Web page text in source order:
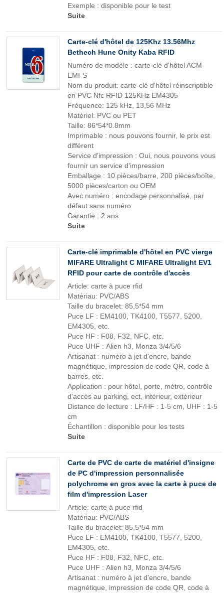
Exemple : disponible pour le test
Suite
Carte-clé d'hôtel de 125Khz 13.56Mhz
Bethech Hune Onity Kaba RFID
Numéro de modèle : carte-clé d'hôtel ACM-
EMI-S
Nom du produit: carte-clé d'hôtel réinscriptible
en PVC Nfc RFID 125KHz EM4305
Fréquence: 125 kHz, 13,56 MHz
Matériel: PVC ou PET
Taille: 86*54*0.8mm
Imprimable : nous pouvons fournir, le prix est
différent
Service d'impression : Oui, nous pouvons vous
fournir un service d'impression
Emballage : 10 pièces/barre, 200 pièces/boîte,
5000 pièces/carton ou OEM
Avec numéro : encodage personnalisé, par
défaut sans numéro
Garantie : 2 ans
Suite
Carte-clé imprimable d'hôtel en PVC vierge
MIFARE Ultralight C MIFARE Ultralight EV1
RFID pour carte de contrôle d'accès
Article: carte à puce rfid
Matériau: PVC/ABS
Taille du bracelet: 85,5*54 mm
Puce LF : EM4100, TK4100, T5577, 5200,
EM4305, etc.
Puce HF : F08, F32, NFC, etc.
Puce UHF : Alien h3, Monza 3/4/5/6
Artisanat : numéro à jet d'encre, bande
magnétique, impression de code QR, code à
barres, etc.
Application : pour hôtel, porte, métro, contrôle
d'accès au parking, ect, intérieur, extérieur
Distance de lecture : LF/HF : 1-5 cm, UHF : 1-5
cm
Échantillon : disponible pour les tests
Suite
Carte de PVC de carte de matériel d'insigne
de PC d'impression personnalisée
polychrome en gros avec la carte à puce de
film d'impression Laser
Article: carte à puce rfid
Matériau: PVC/ABS
Taille du bracelet: 85,5*54 mm
Puce LF : EM4100, TK4100, T5577, 5200,
EM4305, etc.
Puce HF : F08, F32, NFC, etc.
Puce UHF : Alien h3, Monza 3/4/5/6
Artisanat : numéro à jet d'encre, bande
magnétique, impression de code QR, code à